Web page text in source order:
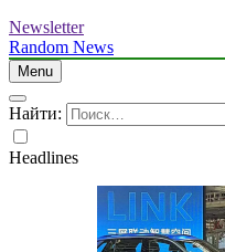
Newsletter
Random News
Menu
Найти:
Headlines